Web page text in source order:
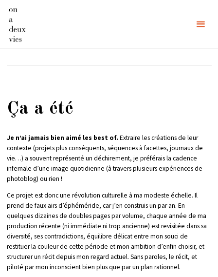
content
Ça a été
Je n’ai jamais bien aimé les best of. Extraire les créations de leur
contexte (projets plus conséquents, séquences à facettes, journaux de
vie…) a souvent représenté un déchirement, je préférais la cadence
infernale d’une image quotidienne (à travers plusieurs expériences de
photoblog) ou rien !
Ce projet est donc une révolution culturelle à ma modeste échelle. Il
prend de faux airs d’éphéméride, car j’en construis un par an. En
quelques dizaines de doubles pages par volume, chaque année de ma
production récente (ni immédiate ni trop ancienne) est revisitée dans sa
diversité, ses contradictions, équilibre délicat entre mon souci de
restituer la couleur de cette période et mon ambition d’enfin choisir, et
structurer un récit depuis mon regard actuel. Sans paroles, le récit, et
piloté par mon inconscient bien plus que par un plan rationnel.